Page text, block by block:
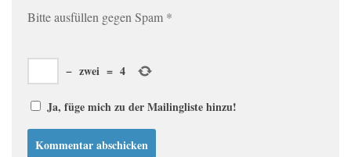
Bitte ausfüllen gegen Spam *
− zwei = 4
Ja, füge mich zu der Mailingliste hinzu!